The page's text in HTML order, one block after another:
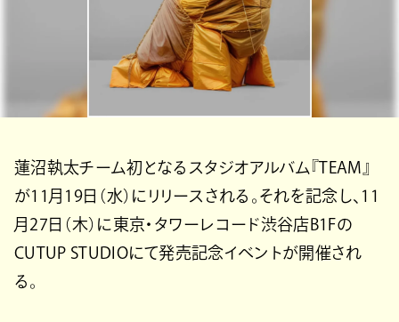
蓮沼執太チーム初となるスタジオアルバム『TEAM』
が11月19日（水）にリリースされる。それを記念し、11
月27日（木）に東京・タワーレコード渋谷店B1Fの
CUTUP STUDIOにて発売記念イベントが開催され
る。